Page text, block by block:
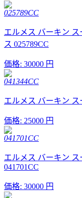
025789CC
エルメス バーキン
ス 025789CC
価格: 30000 円
041344CC
エルメス バーキン ス
価格: 25000 円
041701CC
エルメス バーキン
041701CC
価格: 30000 円